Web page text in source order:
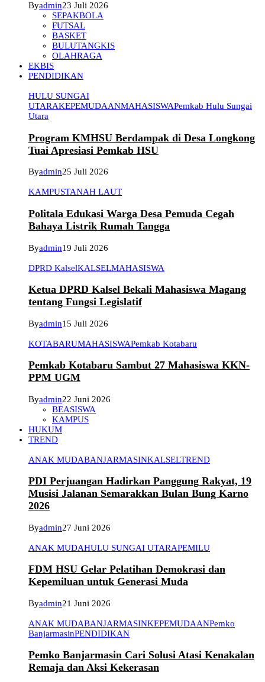
Byadmin23 Juli 2026
SEPAKBOLA
FUTSAL
BASKET
BULUTANGKIS
OLAHRAGA
EKBIS
PENDIDIKAN
HULU SUNGAI
UTARAKEPEMUDAANMAHASISWAPemkab Hulu Sungai
Utara
Program KMHSU Berdampak di Desa Longkong
Tuai Apresiasi Pemkab HSU
Byadmin25 Juli 2026
KAMPUSTANAH LAUT
Politala Edukasi Warga Desa Pemuda Cegah
Bahaya Listrik Rumah Tangga
Byadmin19 Juli 2026
DPRD KalselKALSELMAHASISWA
Ketua DPRD Kalsel Bekali Mahasiswa Magang
tentang Fungsi Legislatif
Byadmin15 Juli 2026
KOTABARUMAHASISWAPemkab Kotabaru
Pemkab Kotabaru Sambut 27 Mahasiswa KKN-
PPM UGM
Byadmin22 Juni 2026
BEASISWA
KAMPUS
HUKUM
TREND
ANAK MUDABANJARMASINKALSELTREND
PDI Perjuangan Hadirkan Panggung Rakyat, 19
Musisi Jalanan Semarakkan Bulan Bung Karno
2026
Byadmin27 Juni 2026
ANAK MUDAHULU SUNGAI UTARAPEMILU
FDM HSU Gelar Pelatihan Demokrasi dan
Kepemiluan untuk Generasi Muda
Byadmin21 Juni 2026
ANAK MUDABANJARMASINKEPEMUDAANPemko
BanjarmasinPENDIDIKAN
Pemko Banjarmasin Cari Solusi Atasi Kenakalan
Remaja dan Aksi Kekerasan